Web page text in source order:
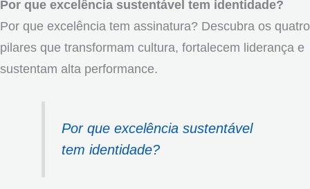
Por que excelência sustentável tem identidade?
Por que excelência tem assinatura? Descubra os quatro
pilares que transformam cultura, fortalecem liderança e
sustentam alta performance.
Por que excelência sustentável
tem identidade?